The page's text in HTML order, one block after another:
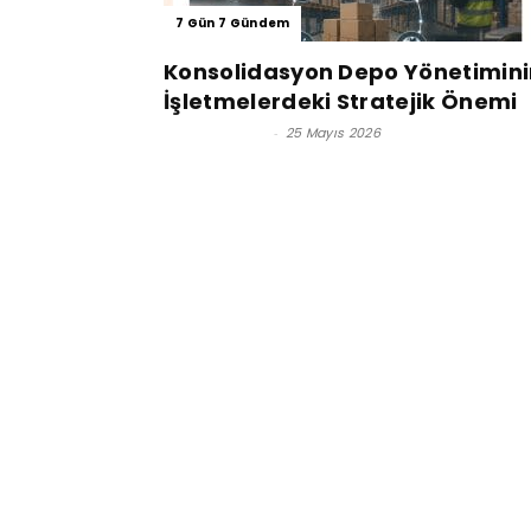
7 Gün 7 Gündem
Konsolidasyon Depo
İşletmelerdeki Stratejik Önemi
- 25 Mayıs 2026